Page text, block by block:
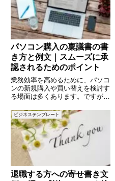
パソコン購入の稟議書の書
き方と例文｜スムーズに承
認されるためのポイント
業務効率を高めるために、パソコ
ンの新規購入や買い替えを検討す
る場面は多くあります。ですが、
して承認を得る必要があります。
特にパソコンは単価も高く、慎重
な審査が求められるため、説得力
のある稟議書の作成が重要です。
ビジネステンプレート
退職する方への寄せ書き文